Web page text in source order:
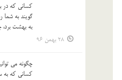
كساني كه در
گويند به شما
به بهشت برد،
28 بهمن 96
چگونه مي
كساني كه به